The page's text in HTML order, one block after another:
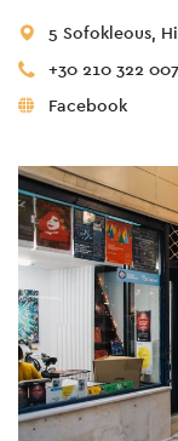
5 Sofokleous,
+30 210 322
Facebook